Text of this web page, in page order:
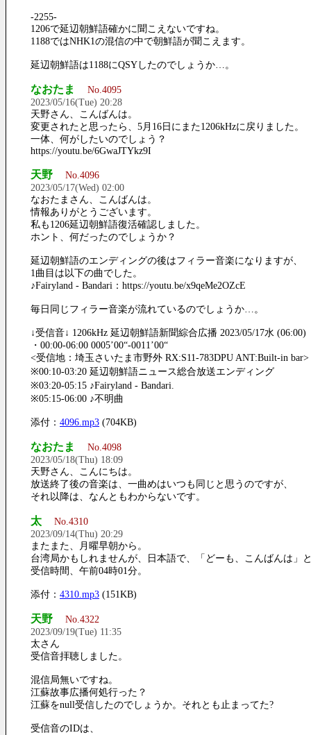
-2255-
1206で延辺朝鮮語確かに聞こえないですね。
1188ではNHK1の混信の中で朝鮮語が聞こえます。
延辺朝鮮語は1188にQSYしたのでしょうか…。
なおたま
No.4095
2023/05/16(Tue) 20:28
天野さん、こんばんは。
変更されたと思ったら、5月16日にまた1206kHzに戻りました。
一体、何がしたいのでしょう？
https://youtu.be/6GwaJTYkz9I
天野
No.4096
2023/05/17(Wed) 02:00
なおたまさん、こんばんは。
情報ありがとうございます。
私も1206延辺朝鮮語復活確認しました。
ホント、何だったのでしょうか？
延辺朝鮮語のエンディングの後はフィラー音楽になりますが、
1曲目は以下の曲でした。
♪Fairyland - Bandari：https://youtu.be/x9qeMe2OZcE
毎日同じフィラー音楽が流れているのでしょうか…。
↓受信音↓ 1206kHz 延辺朝鮮語新聞綜合広播 2023/05/17水 (06:00)
・00:00-06:00 0005’00“-0011’00“
<受信地：埼玉さいたま市野外 RX:S11-783DPU ANT:Built-in bar>
※00:10-03:20 延辺朝鮮語ニュース総合放送エンディング
※03:20-05:15 ♪Fairyland - Bandari.
※05:15-06:00 ♪不明曲
添付： 4096.mp3 (704KB)
なおたま
No.4098
2023/05/18(Thu) 18:09
天野さん、こんにちは。
放送終了後の音楽は、一曲めはいつも同じと思うのですが、
それ以降は、なんともわからないです。
太
No.4310
2023/09/14(Thu) 20:29
またまた、月曜早朝から。
台湾局かもしれませんが、日本語で、「どーも、こんばんは」
受信時間、午前04時01分。
添付： 4310.mp3 (151KB)
天野
No.4322
2023/09/19(Tue) 11:35
太さん
受信音拝聴しました。
混信局無いですね。
江蘇故事広播何処行った？
江蘇をnull受信したのでしょうか。それとも止まってた?
受信音のIDは、